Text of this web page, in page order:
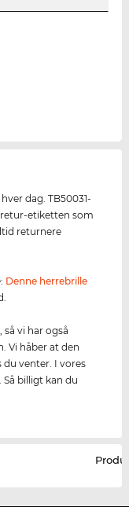
dag. TB50031-
retur-etiketten som
returnere
Denne herrebrille
vi har også
Vi håber at den
venter. I vores
billigt kan du